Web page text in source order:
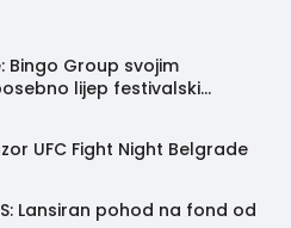
Bingo Group svojim
lijep festivalski
UFC Fight Night Belgrade
Lansiran pohod na fond od